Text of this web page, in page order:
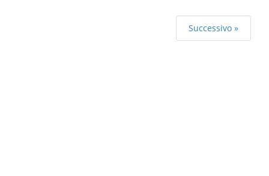
Successivo »